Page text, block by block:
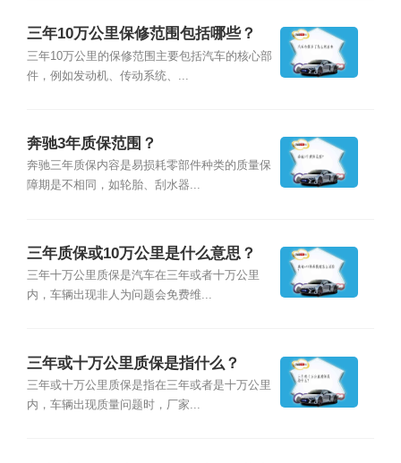
三年10万公里保修范围包括哪些？
三年10万公里的保修范围主要包括汽车的核心部
件，例如发动机、传动系统、...
奔驰3年质保范围？
奔驰三年质保内容是易损耗零部件种类的质量保
障期是不相同，如轮胎、刮水器...
三年质保或10万公里是什么意思？
三年十万公里质保是汽车在三年或者十万公里
内，车辆出现非人为问题会免费维...
三年或十万公里质保是指什么？
三年或十万公里质保是指在三年或者是十万公里
内，车辆出现质量问题时，厂家...